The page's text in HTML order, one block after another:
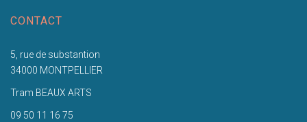
CONTACT
5, rue de substantion
34000 MONTPELLIER
Tram BEAUX ARTS
09 50 11 16 75